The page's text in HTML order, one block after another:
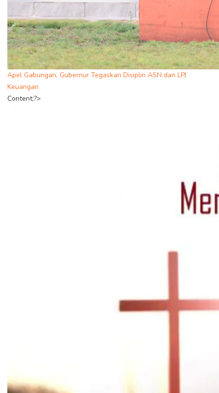
Apel Gabungan, Gubernur Tegaskan Disiplin ASN dan LPJ
Keuangan
Content;?>